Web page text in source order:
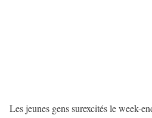
Les jeunes gens surexcités le week-